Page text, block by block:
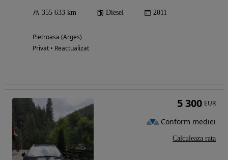
355 633 km Diesel 2011
Pietroasa (Arges)
Privat • Reactualizat
5 300 EUR
Conform mediei
Calculeaza rata